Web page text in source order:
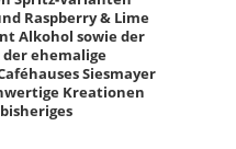
Raspberry & Lime
Alkohol sowie der
ehemalige
Siesmayer
Kreationen